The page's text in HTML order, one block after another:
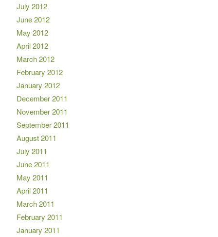
July 2012
June 2012
May 2012
April 2012
March 2012
February 2012
January 2012
December 2011
November 2011
September 2011
August 2011
July 2011
June 2011
May 2011
April 2011
March 2011
February 2011
January 2011